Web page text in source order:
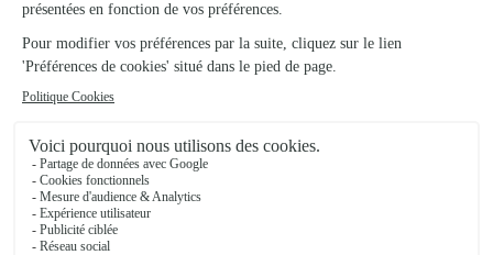
★ ★
lorsque l'on peut se connecter les démarches pour obtenir
faire des achats fonctionne bien
03/01/2026